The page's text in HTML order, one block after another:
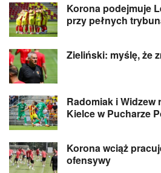
Korona podejmuje
przy pełnych
Zieliński: myślę, że
Radomiak i Widzew
Kielce w Pucharze
Korona wciąż
ofensywy